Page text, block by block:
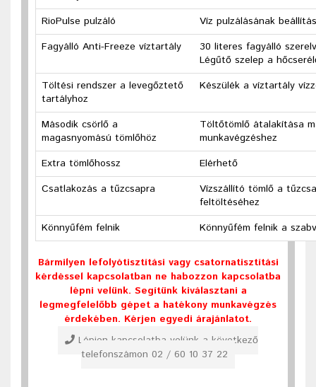
RioPulse pulzáló
Víz pulzálásának
Fagyálló Anti-Freeze víztartály
30 literes fagyálló
Légűtő szelep a
Töltési rendszer a levegőztető
tartályhoz
Készülék a víztartály
Második csörlő a
magasnyomású tömlőhöz
Töltőtömlő átalakítása
munkavégzéshez
Extra tömlőhossz
Elérhető
Csatlakozás a tűzcsapra
Vízszállító tömlő a
feltöltéséhez
Könnyűfém felnik
Könnyűfém felnik a
Bármilyen lefolyótisztítási vagy csatornatisztítási
kérdéssel kapcsolatban ne habozzon kapcsolatba
lépni velünk. Segítünk kiválasztani a
legmegfelelőbb gépet a hatékony munkavégzés
érdekében. Kérjen egyedi árajánlatot.
Lépjen kapcsolatba velünk a következő
telefonszámon 02 / 60 10 37 22